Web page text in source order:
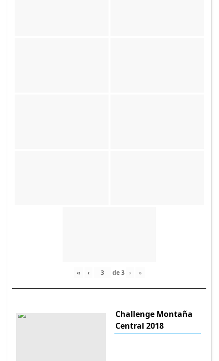
« ‹ de3 › »
Challenge Montaña
Central 2018